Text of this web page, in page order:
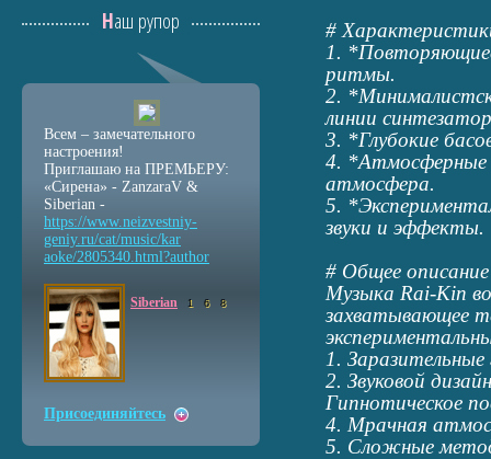
#
1.
ритмы.
2.
линии
3. *Глубокие
4. *Атмосферные
атмосфера.
5.
звуки и эффекты.
# Общее описание
Музыка Rai-Kin
захватывающее
1. Заразительные
2. Звуковой
Гипнотическое
4. Мрачная
5. Сложные
Наш рупор
Всем – замечательного
настроения!
Приглашаю на ПРЕМЬЕРУ:
«Сирена» - ZanzaraV &
Siberian -
https://www.neizvestniy-
geniy.ru/cat/music/kar
aoke/2805340.html?author
Siberian 1 6 8
Присоединяйтесь